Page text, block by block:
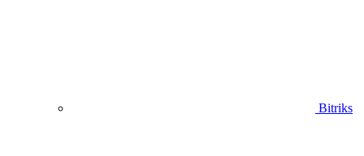
Bitriks